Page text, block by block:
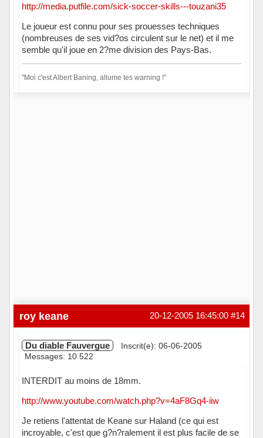
http://media.putfile.com/sick-soccer-skills---touzani35
Le joueur est connu pour ses prouesses techniques
(nombreuses de ses vid?os circulent sur le net) et il me
semble qu'il joue en 2?me division des Pays-Bas.
"Moi c'est Albert Baning, allume tes warning !"
#14
20-12-2005 16:45:00
roy keane
Du diable Fauvergue
Inscrit(e): 06-06-2005
Messages: 10 522
INTERDIT au moins de 18mm.
http://www.youtube.com/watch.php?v=4aF8Gq4-iiw
Je retiens l'attentat de Keane sur Haland (ce qui est
incroyable, c'est que g?n?ralement il est plus facile de se